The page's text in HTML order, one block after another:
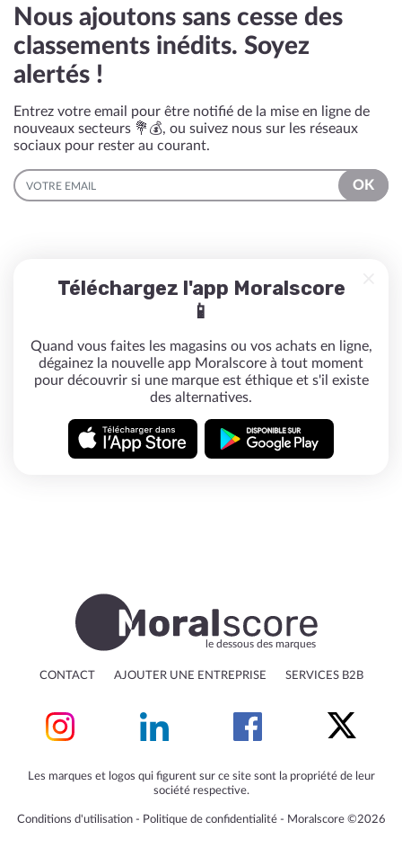
Nous ajoutons sans cesse des
classements inédits. Soyez
alertés !
Entrez votre email pour être notifié de la mise en ligne de
nouveaux secteurs 💐💰, ou suivez nous sur les réseaux
sociaux pour rester au courant.
EMAIL
OK
Téléchargez l'app Moralscore
📱
Quand vous faites les magasins ou vos achats en ligne,
dégainez la nouvelle app Moralscore à tout moment
pour découvrir si une marque est éthique et s'il existe
des alternatives.
le dessous des marques
CONTACT AJOUTER UNE ENTREPRISE SERVICES B2B
Les marques et logos qui figurent sur ce site sont la propriété de leur
société respective.
Conditions d'utilisation‐ Politique de confidentialité‐ Moralscore ©2026